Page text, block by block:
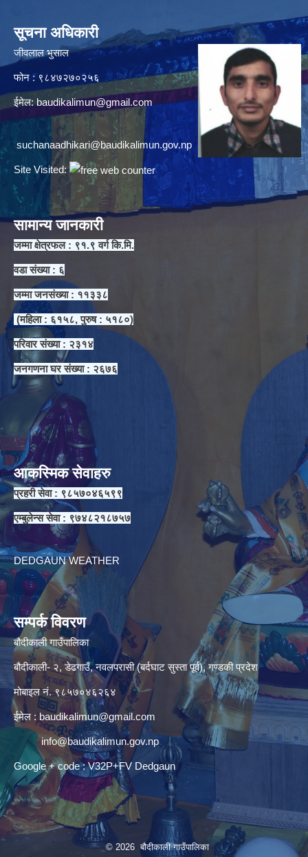
सूचना अधिकारी
जीवलाल भुसाल
फोन : ९८४७२७०२५६
ईमेल: baudikalimun@gmail.com
suchanaadhikari@baudikalimun.gov.np
Site Visited:
सामान्य जानकारी
जम्मा क्षेत्रफल : ९१.९ वर्ग कि.मि.
वडा संख्या : ६
जम्मा जनसंख्या : ११३३८
(महिला : ६१५८, पुरुष : ५१८०)
परिवार संख्या : २३१४
जनगणना घर संख्या : २६७६
आकस्मिक सेवाहरु
प्रहरी सेवा : ९८५७०४६५९९
एम्बुलेन्स सेवा : ९७४८२१८७५७
DEDGAUN WEATHER
सम्पर्क विवरण
बौदीकाली गाउँपालिका
बौदीकाली- २, डेढगाउँ, नवलपरासी (बर्दघाट सुस्ता पूर्व), गण्डकी प्रदेश
मोबाइल नं. ९८५७०४६२६४
ईमेल : baudikalimun@gmail.com
info@baudikalimun.gov.np
Google + code : V32P+FV Dedgaun
© 2026 बौदीकाली गाउँपालिका